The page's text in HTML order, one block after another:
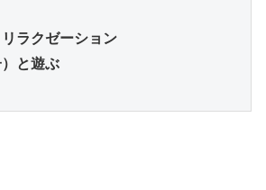
ラクゼーション
と遊ぶ